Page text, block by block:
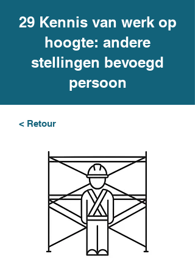
29 Kennis van werk op
hoogte: andere
stellingen bevoegd
persoon
< Retour